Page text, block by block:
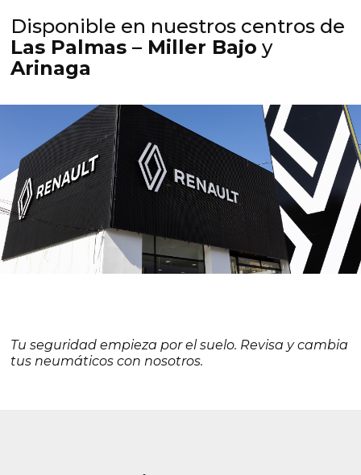
Disponible en nuestros centros de
Las Palmas – Miller Bajo y
Arinaga
Tu seguridad empieza por el suelo. Revisa y cambia
tus neumáticos con nosotros.